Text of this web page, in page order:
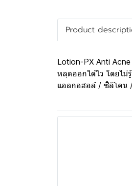
Product
Lotion-PX Anti
หลุดออกได้ไว โดยไม่
แอลกอฮอล์ / ซิลิโคน